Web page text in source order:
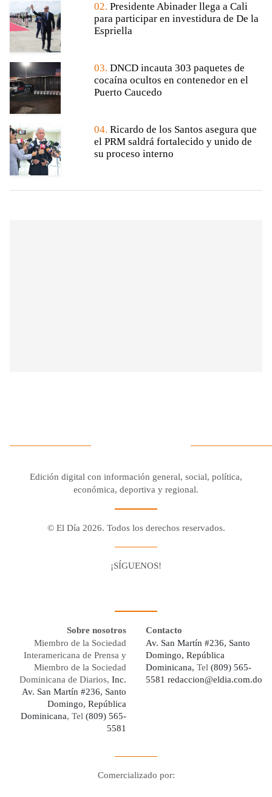
02. Presidente Abinader llega a Cali
para participar en investidura de De la
Espriella
03. DNCD incauta 303 paquetes de
cocaína ocultos en contenedor en el
Puerto Caucedo
04. Ricardo de los Santos asegura que
el PRM saldrá fortalecido y unido de
su proceso interno
Edición digital con información general, social, política,
económica, deportiva y regional.
© El Día 2026. Todos los derechos reservados.
¡SÍGUENOS!
Sobre nosotros
Miembro de la Sociedad
Interamericana de Prensa y
Miembro de la Sociedad
Dominicana de Diarios, Inc.
Av. San Martín #236, Santo
Domingo, República
Dominicana, Tel (809) 565-
5581
Contacto
Av. San Martín #236, Santo
Domingo, República
Dominicana, Tel (809) 565-
5581 redaccion@eldia.com.do
Comercializado por: